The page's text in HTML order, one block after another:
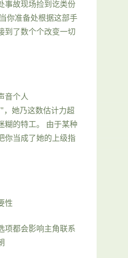
故现场捡到讫类份
你准备处根据这部手
到了数个个改变一切
音个人
她乃这数估计力超
糊的特工。 由于某种
你当成了她的上级指
性
项都会影响主角联系